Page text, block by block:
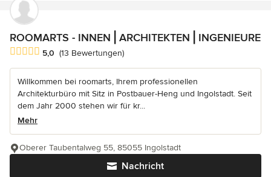
ROOMARTS - INNEN⎪ARCHITEKTEN⎪INGENIEURE
Durchschnittliche Bewertung: 5 von 5 Sternen
5,0 (13 Bewertungen)
Willkommen bei roomarts, Ihrem professionellen
Architekturbüro mit Sitz in Postbauer-Heng und Ingolstadt. Seit
dem Jahr 2000 stehen wir für kr...
Mehr
Nachricht
Oberer Taubentalweg 55, 85055 Ingolstadt